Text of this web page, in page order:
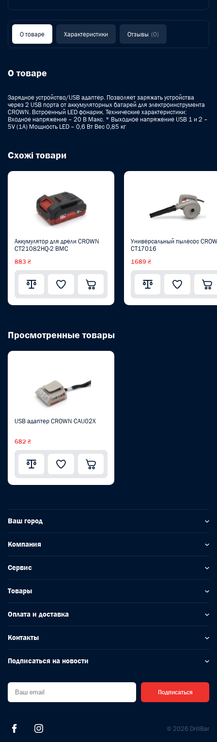
О товаре Характеристики Отзывы (0)
О товаре
Зарядное устройство/USB адаптер. Позволяет заряжать устройства
через 2 USB порта от аккумуляторных батарей для электроинструмента
CROWN. Встроенный LED фонарик. Технические характеристики:
Входное напряжение – 20 В Макс. * Выходное напряжение USB 1 и 2 –
5V (1A) Мощность LED – 0,6 Вт Вес 0,85 кг
Схожі товари
Аккумулятор для дрели CROWN
CT21082HQ-2 BMC
883 ₴
Универсальный пылесос
CT17016
1689 ₴
Просмотренные товары
USB адаптер CROWN CAU02X
682 ₴
Ваш город
Компания
Сервис
Товары
Оплата и доставка
Контакты
Подписаться на новости
Подписаться
© 2026 DrillBar